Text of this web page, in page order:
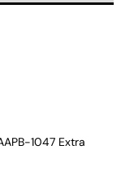
1047 Extra